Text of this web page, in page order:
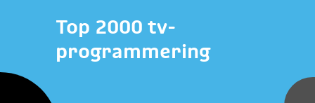
Top 2000 tv-
programmering